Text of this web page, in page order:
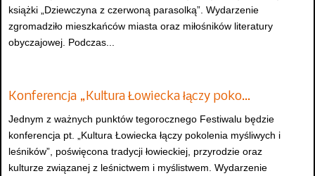
książki „Dziewczyna z czerwoną parasolką”. Wydarzenie
zgromadziło mieszkańców miasta oraz miłośników literatury
obyczajowej. Podczas...
Konferencja „Kultura Łowiecka łączy poko…
Jednym z ważnych punktów tegorocznego Festiwalu będzie
konferencja pt. „Kultura Łowiecka łączy pokolenia myśliwych i
leśników”, poświęcona tradycji łowieckiej, przyrodzie oraz
kulturze związanej z leśnictwem i myślistwem. Wydarzenie